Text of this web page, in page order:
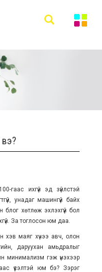
гаас ихгүй эд зүйлстэй
унадаг машингүй байх
хөтлөж эхлэхгүй бол
За тоглосон юм даа.
хэв маяг хүчээ авч, олон
даруухан амьдралыг
минимализм гэж үнэхээр
үүсэлтэй юм бэ? Зэрэг